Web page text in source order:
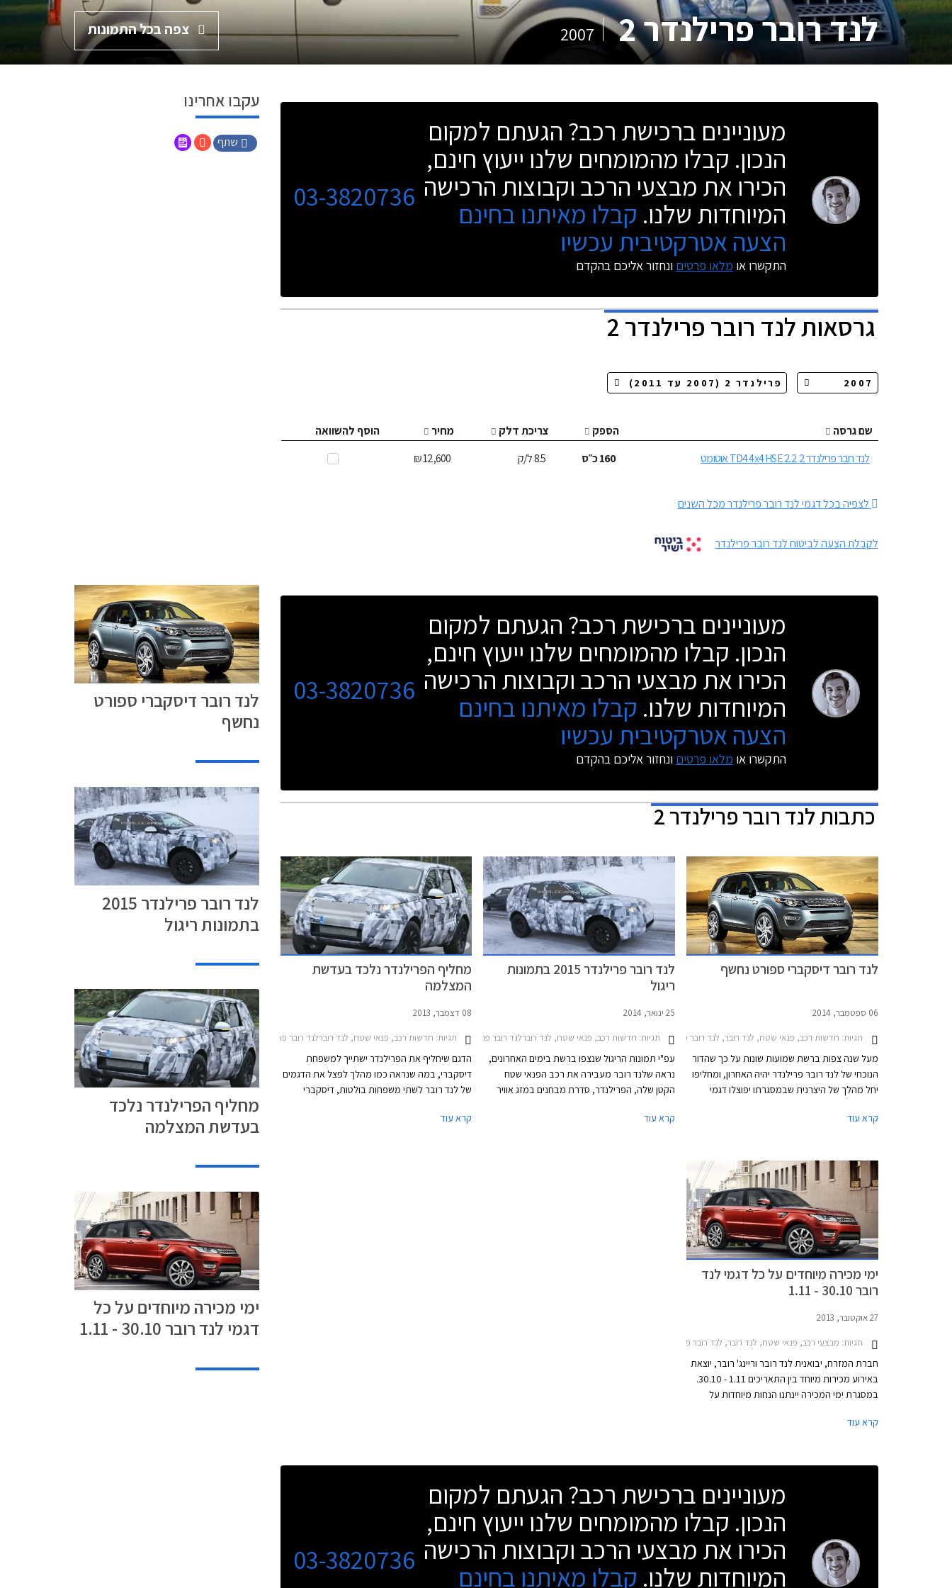
לנד רובר פרילנדר 2 2007 צפה בכל התמונות
מעוניינים ברכישת רכב? הגעתם למקום
הנכון. קבלו מהמומחים שלנו ייעוץ חינם,
הכירו את מבצעי הרכב וקבוצות הרכישה
המיוחדות שלנו. קבלו מאיתנו בחינם
הצעה אטרקטיבית עכשיו
התקשרו או מלאו פרטים ונחזור אליכם בהקדם
03-3820736
גרסאותלנד רובר פרילנדר 2
שם גרסה הספק צריכת דלק מחיר
הוסף להשוואה
לנד רובר פרילנדר 2 2.2 TD4 4x4 HSE אוטומט
160כ״ס 8.5ל/ק 12,600 ₪
לצפיה בכל דגמי לנד רובר פרילנדר מכל השנים
לקבלת הצעה לביטוח לנד רובר פרילנדר
עקבו אחרינו
שתף
מעוניינים ברכישת רכב? הגעתם למקום
הנכון. קבלו מהמומחים שלנו ייעוץ חינם,
הכירו את מבצעי הרכב וקבוצות הרכישה
המיוחדות שלנו. קבלו מאיתנו בחינם
הצעה אטרקטיבית עכשיו
התקשרו או מלאו פרטים ונחזור אליכם בהקדם
03-3820736
כתבותלנד רובר פרילנדר 2
לנד רובר דיסקברי ספורט נחשף
06 ספטמבר, 2014
תגיות: חדשות רכב, פנאי שטח, לנד רובר, לנד רובר פרילנדר 2 2012-2015, לנד רובר דיסקברי ספורט 2015-2019דיסקברי ספורט
מעל שנה צפות ברשת שמועות שונות על כך שהדור
הנוכחי של לנד רובר פרילנדר יהיה האחרון, ומחליפו
יחל מהלך של היצרנית שבמסגרתו יפוצלו דגמי
ומכוונת השטח, ומשפחת ריינג' רובר היוקרתית. כעת
קרא עוד
לנד רובר פרילנדר 2015 בתמונות
ריגול
25 ינואר, 2014
תגיות: חדשות רכב, פנאי שטח, לנד רוברלנד רובר פרילנדר 2 2012-2015
עפ"י תמונות הריגול שנצפו ברשת בימים האחרונים,
נראה שלנד רובר מעבירה את רכב הפנאי שטח
הקטן שלה, הפרילנדר, סדרת מבחנים במזג אוויר
קרא עוד
מחליף הפרילנדר נלכד בעדשת
המצלמה
08 דצמבר, 2013
תגיות: חדשות רכב, פנאי שטח, לנד רוברלנד רובר פרילנדר 2 2012-2015
הדגם שיחליף את הפרילנדר ישתייך למשפחת
דיסקברי, במה שנראה כמו מהלך לפצל את הדגמים
של לנד רובר לשתי משפחות בולטות, דיסקברי
קרא עוד
ימי מכירה מיוחדים על כל דגמי לנד
רובר 30.10 - 1.11
27 אוקטובר, 2013
תגיות: מבצעי רכב, פנאי שטח, לנד רובר, לנד רובר פרילנדר 2 2012-2015, לנד רובר דיסקברי 4 2012-2016, לנד רובר ריינג' רובר 2013-2021, לנד רובר ריינג' רובר איווק 5 דלתות 2011-2015, לנד רובר ריינג' רובר איווק קופה 2012-2015לנד רובר ריינג' רובר ספורט 2013-2022
חברת המזרח, יבואנית לנד רובר וריינג' רובר, יוצאת
באירוע מכירות מיוחד בין התאריכים 1.11 - 30.10.
במסגרת ימי המכירה יינתנו הנחות מיוחדות על
קרא עוד
מעוניינים ברכישת רכב? הגעתם למקום
הנכון. קבלו מהמומחים שלנו ייעוץ חינם,
הכירו את מבצעי הרכב וקבוצות הרכישה
המיוחדות שלנו. קבלו מאיתנו בחינם
03-3820736
לנד רובר דיסקברי ספורט
נחשף
לנד רובר פרילנדר 2015
בתמונות ריגול
מחליף הפרילנדר נלכד
בעדשת המצלמה
ימי מכירה מיוחדים על כל
דגמי לנד רובר 30.10 - 1.11